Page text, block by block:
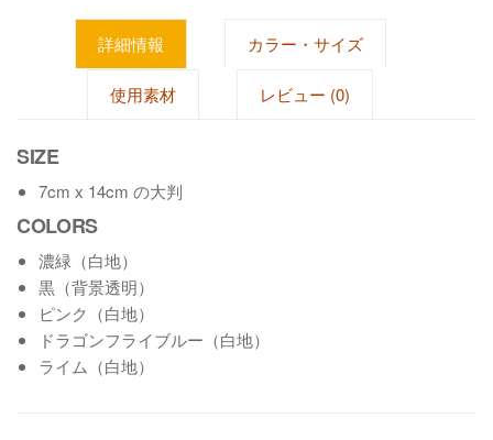
詳細情報 カラー・サイズ
使用素材 レビュー (0)
SIZE
7cm x 14cm の大判
COLORS
濃緑（白地）
黒（背景透明）
ピンク（白地）
ドラゴンフライブルー（白地）
ライム（白地）